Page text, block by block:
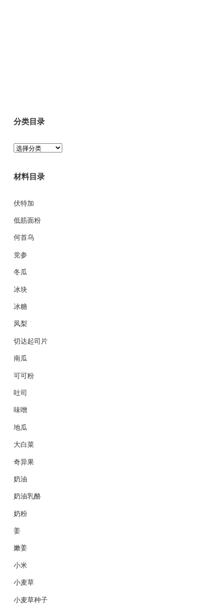
分类目录
分
录
材料目录
伏特加
低筋面粉
何首乌
党参
冬瓜
冰块
冰糖
凤梨
切达起司片
南瓜
可可粉
吐司
味噌
地瓜
大白菜
奇异果
奶油
奶油乳酪
奶粉
姜
嫩姜
小米
小麦草
小麦草种子